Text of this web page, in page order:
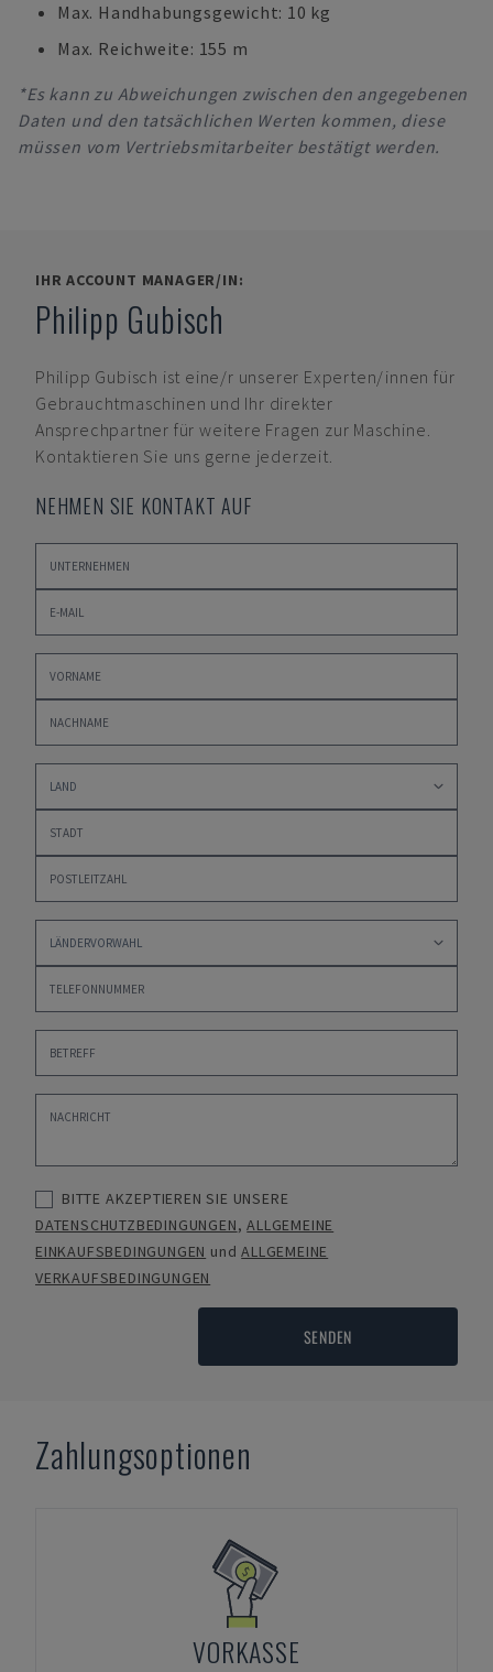
Max. Handhabungsgewicht: 10 kg
Max. Reichweite: 155 m
*Es kann zu Abweichungen zwischen den angegebenen
Daten und den tatsächlichen Werten kommen, diese
müssen vom Vertriebsmitarbeiter bestätigt werden.
IHR ACCOUNT MANAGER/IN:
Philipp Gubisch
Philipp Gubisch ist eine/r unserer Experten/innen für
Gebrauchtmaschinen und Ihr direkter
Ansprechpartner für weitere Fragen zur Maschine.
Kontaktieren Sie uns gerne jederzeit.
NEHMEN SIE KONTAKT AUF
BITTE AKZEPTIEREN SIE UNSERE
DATENSCHUTZBEDINGUNGEN,ALLGEMEINE
EINKAUFSBEDINGUNGEN undALLGEMEINE
VERKAUFSBEDINGUNGEN
SENDEN
Zahlungsoptionen
VORKASSE